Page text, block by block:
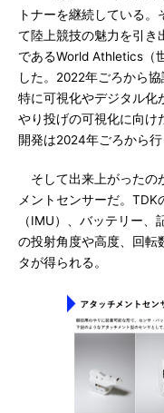
トナーを継続している
て陸上競技の魅力を引き
であるWorld Athletics（
した。2022年ごろから
特に可視化やデジタル化
やり投げの可視化に向け
開発は2024年ごろから行
そして出来上がったの
メントセンサーだ。
（IMU）、バッテリー
の投射角度や高度、回転
タが得られる。